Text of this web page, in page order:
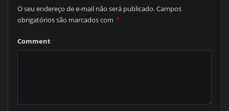
O seu endereço de e-mail não será publicado.Campos
obrigatórios são marcados com *
Comment